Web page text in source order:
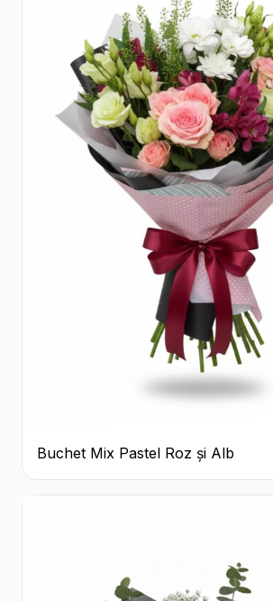
Buchet Mix Pastel Roz și Alb